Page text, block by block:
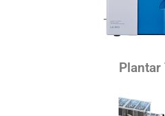
Plantar